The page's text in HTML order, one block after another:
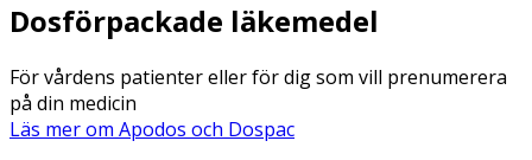
Dosförpackade läkemedel
För vårdens patienter eller för dig som vill prenumerera
på din medicin
Läs mer om Apodos och Dospac